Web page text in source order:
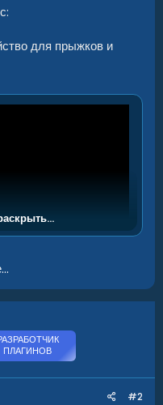
для прыжков и
добавит на ваш сервер
прыгать, делать сальто
никогда раньше. При
не очень хорошо
причинам, верно?
любые параметры
одежды со скином,
консольной...
ПЛАГИНОВ
#2